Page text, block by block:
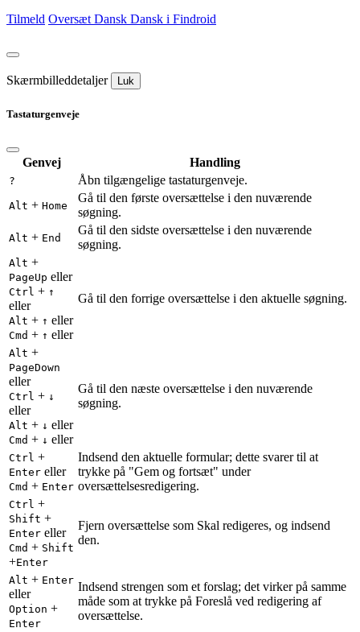
Tilmeld Oversæt Dansk Dansk i Findroid
Skærmbilleddetaljer Luk
Tastaturgenveje
Genvej Handling
? Åbn tilgængelige tastaturgenveje.
Alt + Home
Gå til den første oversættelse i den nuværende
søgning.
Alt + End
Gå til den sidste oversættelse i den nuværende
søgning.
Alt +
PageUp eller
Ctrl + ↑
eller
Alt + ↑ eller
Cmd + ↑ eller
Gå til den forrige oversættelse i den aktuelle søgning.
Alt +
PageDown
eller
Ctrl + ↓
eller
Alt + ↓ eller
Cmd + ↓ eller
Gå til den næste oversættelse i den nuværende
søgning.
Ctrl +
Enter eller
Cmd + Enter
Indsend den aktuelle formular; dette svarer til at
trykke på "Gem og fortsæt" under
oversættelsesredigering.
Ctrl +
Shift +
Enter eller
Cmd + Shift
+Enter
Fjern oversættelse som Skal redigeres, og indsend
den.
Alt + Enter
eller
Option +
Enter
Indsend strengen som et forslag; det virker på samme
måde som at trykke på Foreslå ved redigering af
oversættelse.